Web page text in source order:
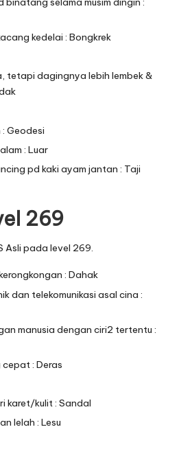
kedelai : Bongkrek
tetapi dagingnya lebih lembek &
Geodesi
: Luar
pd kaki ayam jantan : Taji
269
Asli pada level 269.
: Dahak
dan telekomunikasi asal cina :
manusia dengan ciri2 tertentu :
: Deras
karet/kulit : Sandal
lelah : Lesu